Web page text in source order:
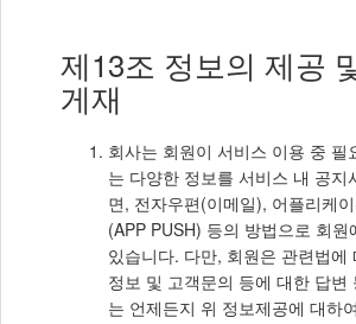
제13조 정보의 제공
게재
회사는 회원이 서비스 이용 중 필
는 다양한 정보를 서비스 내 공지
면, 전자우편(이메일), 어플리케
(APP PUSH) 등의 방법으로 회원
있습니다. 다만, 회원은 관련법에
정보 및 고객문의 등에 대한 답변
는 언제든지 위 정보제공에 대하